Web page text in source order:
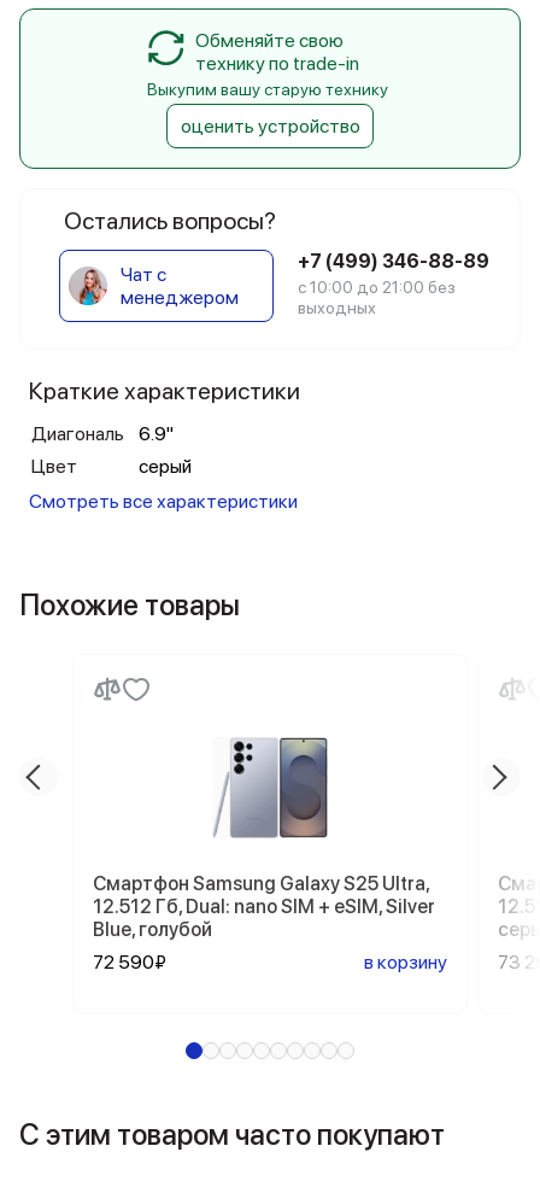
Остались вопросы?
Чат с
менеджером
+7 (499) 346-88-89
с 10:00 до 21:00 без
выходных
Краткие характеристики
Диагональ
6.9"
Цвет
серый
Смотреть все характеристики
Обменяйте свою
технику по trade-in
Выкупим вашу старую технику
оценить устройство
Похожие товары
Смартфон Samsung Galaxy S25 Ultra,
12.512 Гб, Dual: nano SIM + eSIM, Silver
Blue, голубой
72 590₽
в корзину
73
С этим товаром часто покупают